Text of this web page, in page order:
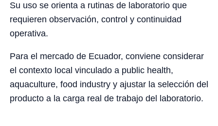
Su uso se orienta a rutinas de laboratorio que
requieren observación, control y continuidad
operativa.
Para el mercado de Ecuador, conviene considerar
el contexto local vinculado a public health,
aquaculture, food industry y ajustar la selección del
producto a la carga real de trabajo del laboratorio.